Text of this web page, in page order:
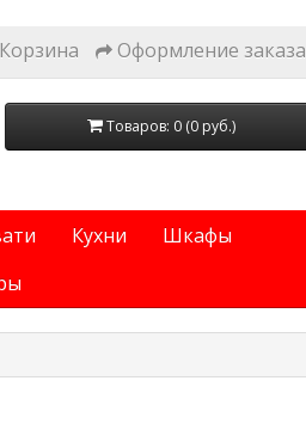
Корзина Оформление заказа
Товаров: 0 (0 руб.)
Кухни
Шкафы